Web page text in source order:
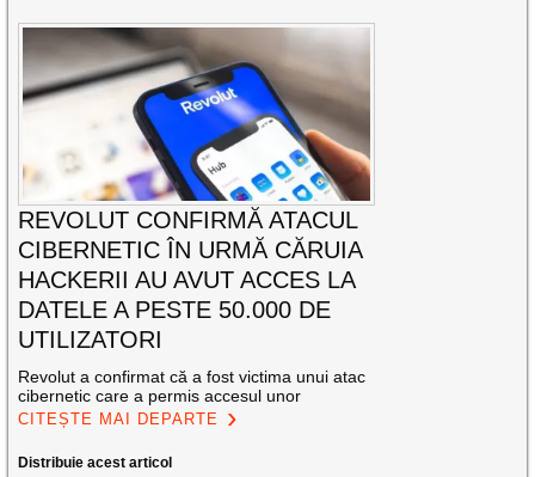
REVOLUT CONFIRMĂ ATACUL
CIBERNETIC ÎN URMĂ CĂRUIA
HACKERII AU AVUT ACCES LA
DATELE A PESTE 50.000 DE
UTILIZATORI
Revolut a confirmat că a fost victima unui atac
cibernetic care a permis accesul unor
CITEȘTE MAI DEPARTE
Distribuie acest articol